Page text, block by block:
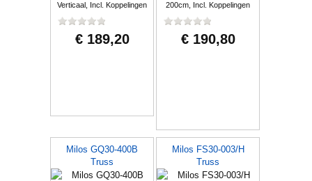
Verticaal, Incl. Koppelingen
€ 189,20
200cm, Incl. Koppelingen
€ 190,80
Milos GQ30-400B
Truss
Milos FS30-003/H
Truss